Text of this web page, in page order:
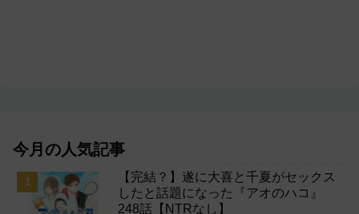
今月の人気記事
【完結？】遂に大喜と千夏がセックス
したと話題になった『アオのハコ』
248話【NTRなし】